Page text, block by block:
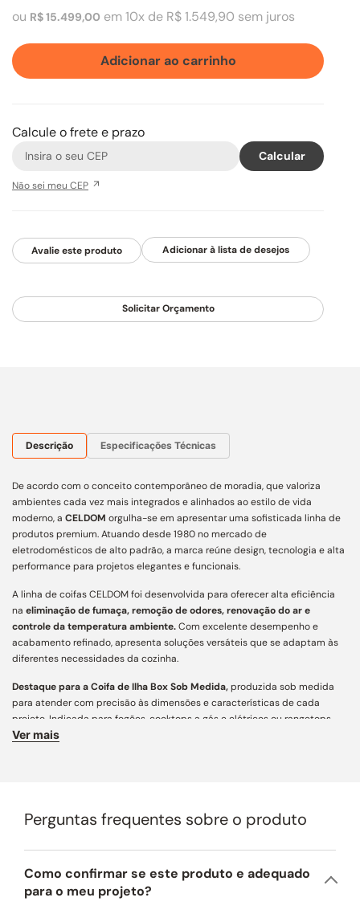
ou R$15.499,00 em10x de R$1.549,90 sem juros
Adicionar ao carrinho
Calcule o frete e prazo
Não sei meu CEP
Avalie este produto
Solicitar Orçamento
Descrição Especificações Técnicas
De acordo com o conceito contemporâneo de moradia, que valoriza
ambientes cada vez mais integrados e alinhados ao estilo de vida
moderno, a CELDOM orgulha-se em apresentar uma sofisticada linha de
produtos premium. Atuando desde 1980 no mercado de
eletrodomésticos de alto padrão, a marca reúne design, tecnologia e alta
performance para projetos elegantes e funcionais.
A linha de coifas CELDOM foi desenvolvida para oferecer alta eficiência
na eliminação de fumaça, remoção de odores, renovação do ar e
controle da temperatura ambiente.Com excelente desempenho e
acabamento refinado, apresenta soluções versáteis que se adaptam às
diferentes necessidades da cozinha.
Destaque para a Coifa de Ilha Box Sob Medida,produzida sob medida
para atender com precisão às dimensões e características de cada
projeto. Indicada para fogões, cooktops a gás e elétricos ou rangetops,
assegura captação eficiente de fumaça e odores, aliando funcionalidade,
Acabamento e Design:desenvolvida com mais de 160 variações
para integração arquitetônica aos mais diversos projetos. Fabricada em
aço inox AISI 430 de alta resistência, une estética atemporal,
acabamento refinado e longa vida útil. Para regiões litorâneas,
recomendamos a opção em aço inox AISI 304 (preço sob consulta).
Ver mais
Perguntas frequentes sobre o produto
Como confirmar se este produto e adequado
para o meu projeto?